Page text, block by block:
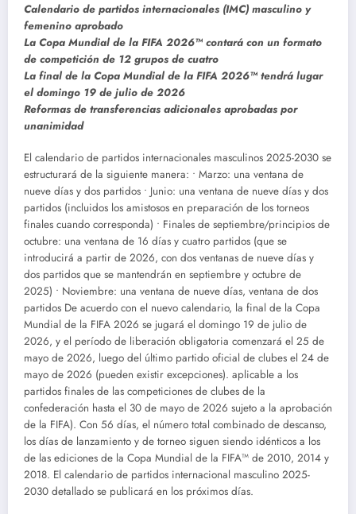
Calendario de partidos internacionales (IMC) masculino y
femenino aprobado
La Copa Mundial de la FIFA 2026™ contará con un formato
de competición de 12 grupos de cuatro
La final de la Copa Mundial de la FIFA 2026™ tendrá lugar
el domingo 19 de julio de 2026
Reformas de transferencias adicionales aprobadas por
unanimidad
El calendario de partidos internacionales masculinos 2025-2030 se
estructurará de la siguiente manera: • Marzo: una ventana de
nueve días y dos partidos • Junio: una ventana de nueve días y dos
partidos (incluidos los amistosos en preparación de los torneos
finales cuando corresponda) • Finales de septiembre/principios de
octubre: una ventana de 16 días y cuatro partidos (que se
introducirá a partir de 2026, con dos ventanas de nueve días y
dos partidos que se mantendrán en septiembre y octubre de
2025) • Noviembre: una ventana de nueve días, ventana de dos
partidos De acuerdo con el nuevo calendario, la final de la Copa
Mundial de la FIFA 2026 se jugará el domingo 19 de julio de
2026, y el período de liberación obligatoria comenzará el 25 de
mayo de 2026, luego del último partido oficial de clubes el 24 de
mayo de 2026 (pueden existir excepciones). aplicable a los
partidos finales de las competiciones de clubes de la
confederación hasta el 30 de mayo de 2026 sujeto a la aprobación
de la FIFA). Con 56 días, el número total combinado de descanso,
los días de lanzamiento y de torneo siguen siendo idénticos a los
de las ediciones de la Copa Mundial de la FIFA™ de 2010, 2014 y
2018. El calendario de partidos internacional masculino 2025-
2030 detallado se publicará en los próximos días.